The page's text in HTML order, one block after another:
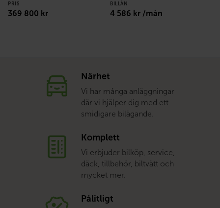
PRIS
369 800 kr
BILLÅN
4 586 kr /mån
Närhet
Vi har många anläggningar
där vi hjälper dig med ett
smidigare bilägande.
Komplett
Vi erbjuder bilköp, service,
däck, tillbehör, biltvätt och
mycket mer.
Pålitligt